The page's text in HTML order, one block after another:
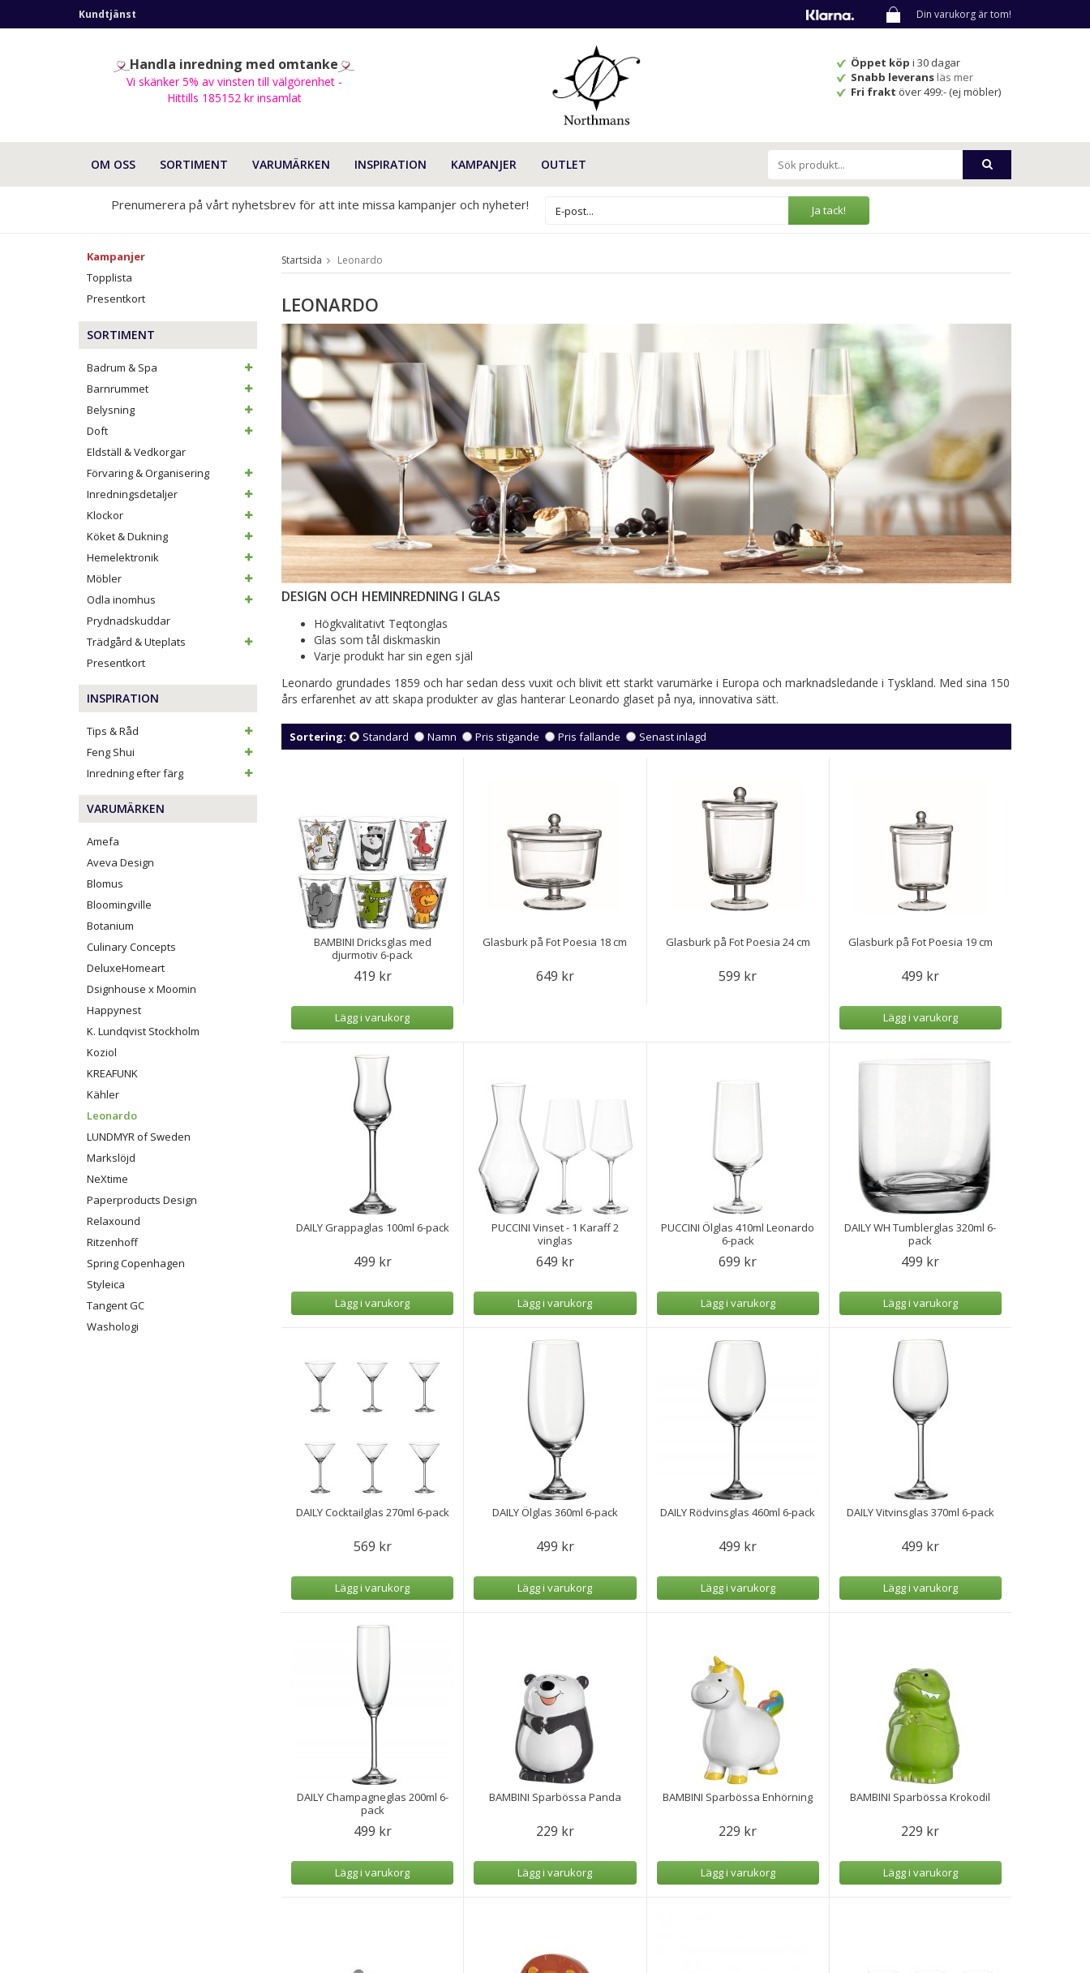
Kundtjänst Din varukorg är tom!
Öppet köpi 30 dagar
Snabb leverans läs mer
Fri frakt över 499:- (ej möbler)
Handla inredning med omtanke
Vi skänker 5% av vinsten till välgörenhet -
Hittills 185152 kr insamlat
OM OSS SORTIMENT VARUMÄRKEN INSPIRATION KAMPANJER OUTLET
Prenumerera på vårt nyhetsbrev för att inte missa kampanjer och nyheter! Ja tack!
Kampanjer
Topplista
Presentkort
SORTIMENT
Badrum & Spa
Barnrummet
Belysning
Doft
Eldställ & Vedkorgar
Förvaring & Organisering
Inredningsdetaljer
Klockor
Köket & Dukning
Hemelektronik
Möbler
Odla inomhus
Prydnadskuddar
Trädgård & Uteplats
Presentkort
INSPIRATION
Tips & Råd
Feng Shui
Inredning efter färg
VARUMÄRKEN
Amefa
Aveva Design
Blomus
Bloomingville
Botanium
Culinary Concepts
DeluxeHomeart
Dsignhouse x Moomin
Happynest
K. Lundqvist Stockholm
Koziol
KREAFUNK
Kähler
Leonardo
LUNDMYR of Sweden
Markslöjd
NeXtime
Paperproducts Design
Relaxound
Ritzenhoff
Spring Copenhagen
Styleica
Tangent GC
Washologi
Startsida Leonardo
LEONARDO
DESIGN OCH HEMINREDNING I GLAS
Högkvalitativt Teqtonglas
Glas som tål diskmaskin
Varje produkt har sin egen själ
Leonardo grundades 1859 och har sedan dess vuxit och blivit ett starkt varumärke i Europa och marknadsledande i Tyskland. Med sina 150
års erfarenhet av att skapa produkter av glas hanterar Leonardo glaset på nya, innovativa sätt.
Sortering: Standard Namn Pris stigande Pris fallande Senast inlagd
BAMBINI Dricksglas med
djurmotiv 6-pack
419 kr
Lägg i varukorg
Glasburk på Fot Poesia 18 cm
649 kr
Glasburk på Fot Poesia 24 cm
599 kr
Glasburk på Fot Poesia 19 cm
499 kr
Lägg i varukorg
DAILY Grappaglas 100ml 6-pack
499 kr
Lägg i varukorg
PUCCINI Vinset - 1 Karaff 2
vinglas
649 kr
Lägg i varukorg
PUCCINI Ölglas 410ml Leonardo
6-pack
699 kr
Lägg i varukorg
DAILY WH Tumblerglas 320ml 6-
pack
499 kr
Lägg i varukorg
DAILY Cocktailglas 270ml 6-pack
569 kr
Lägg i varukorg
DAILY Ölglas 360ml 6-pack
499 kr
Lägg i varukorg
DAILY Rödvinsglas 460ml 6-pack
499 kr
Lägg i varukorg
DAILY Vitvinsglas 370ml 6-pack
499 kr
Lägg i varukorg
DAILY Champagneglas 200ml 6-
pack
499 kr
Lägg i varukorg
BAMBINI Sparbössa Panda
229 kr
Lägg i varukorg
BAMBINI Sparbössa Enhörning
229 kr
Lägg i varukorg
BAMBINI Sparbössa Krokodil
229 kr
Lägg i varukorg